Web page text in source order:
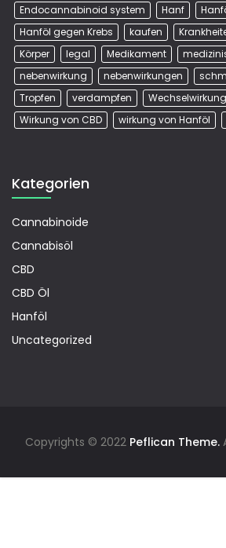
Endocannabinoid system Hanf
Hanföl gegen Krebs
kaufen
Körper
legal Medikament
nebenwirkung
nebenwirkungen
Tropfen
verdampfen
Wirkung von CBD
wirkung von Hanföl
Kategorien
Cannabinoide
Cannabisöl
CBD
CBD Öl
Hanföl
Uncategorized
Copyrights © 2022 Peflican Theme.